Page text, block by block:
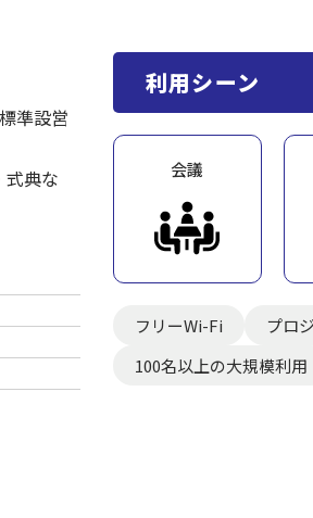
準設営
式典な
利用シーン
会議
フリーWi-Fi プロ
100名以上の大規模利用